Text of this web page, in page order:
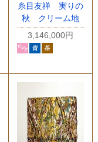
糸目友禅 実りの
秋 クリーム地
3,146,000円